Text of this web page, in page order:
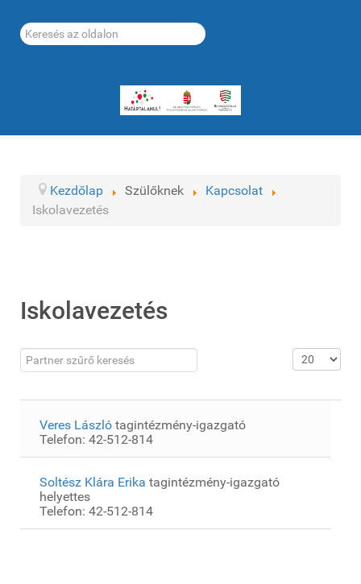
Keresés...
Kezdőlap Szülőknek
Kapcsolat
Iskolavezetés
Iskolavezetés
Visszavonva Mező szűrése Tételek #
Veres László tagintézmény-igazgató
Telefon: 42-512-814
Soltész Klára Erika tagintézmény-igazgató
helyettes
Telefon: 42-512-814